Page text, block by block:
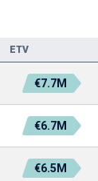
ETV
€7.7M
€6.7M
€6.5M